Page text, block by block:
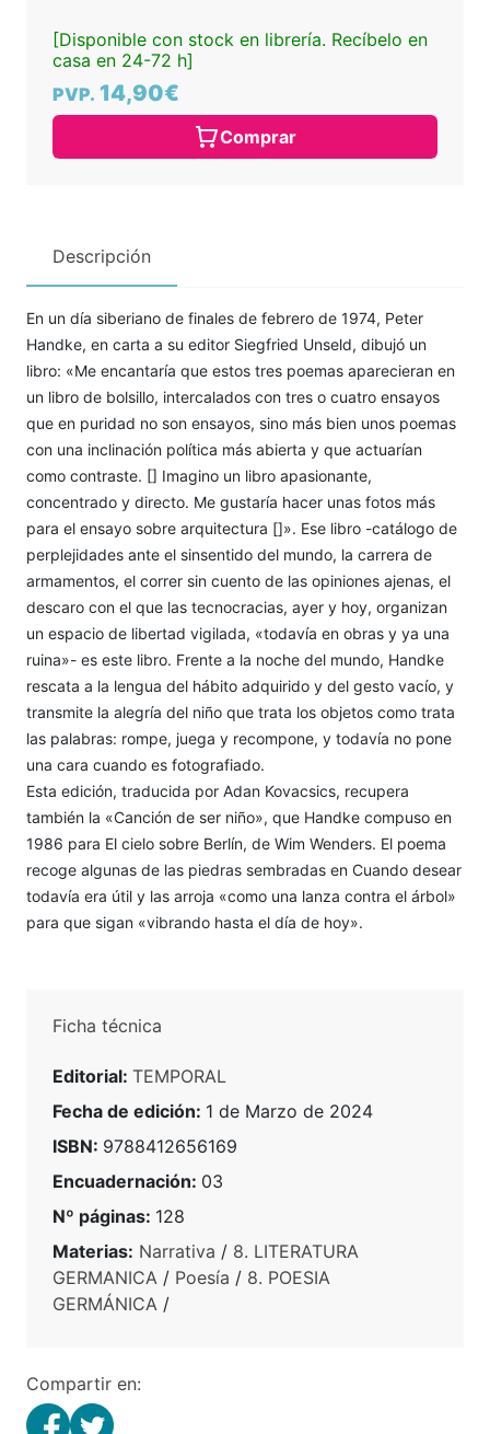
[Disponible con stock en librería. Recíbelo en
casa en 24-72 h]
PVP. 14,90€
Comprar
Descripción
En un día siberiano de finales de febrero de 1974, Peter
Handke, en carta a su editor Siegfried Unseld, dibujó un
libro: «Me encantaría que estos tres poemas aparecieran en
un libro de bolsillo, intercalados con tres o cuatro ensayos
que en puridad no son ensayos, sino más bien unos poemas
con una inclinación política más abierta y que actuarían
como contraste. [] Imagino un libro apasionante,
concentrado y directo. Me gustaría hacer unas fotos más
para el ensayo sobre arquitectura []». Ese libro -catálogo de
perplejidades ante el sinsentido del mundo, la carrera de
armamentos, el correr sin cuento de las opiniones ajenas, el
descaro con el que las tecnocracias, ayer y hoy, organizan
un espacio de libertad vigilada, «todavía en obras y ya una
ruina»- es este libro. Frente a la noche del mundo, Handke
rescata a la lengua del hábito adquirido y del gesto vacío, y
transmite la alegría del niño que trata los objetos como trata
las palabras: rompe, juega y recompone, y todavía no pone
una cara cuando es fotografiado.
Esta edición, traducida por Adan Kovacsics, recupera
también la «Canción de ser niño», que Handke compuso en
1986 para El cielo sobre Berlín, de Wim Wenders. El poema
recoge algunas de las piedras sembradas en Cuando desear
todavía era útil y las arroja «como una lanza contra el árbol»
para que sigan «vibrando hasta el día de hoy».
Ficha técnica
Editorial: TEMPORAL
Fecha de edición: 1 de Marzo de 2024
ISBN: 9788412656169
Encuadernación: 03
Nº páginas: 128
Materias: Narrativa / 8. LITERATURA
GERMANICA / Poesía / 8. POESIA
GERMÁNICA /
Compartir en: